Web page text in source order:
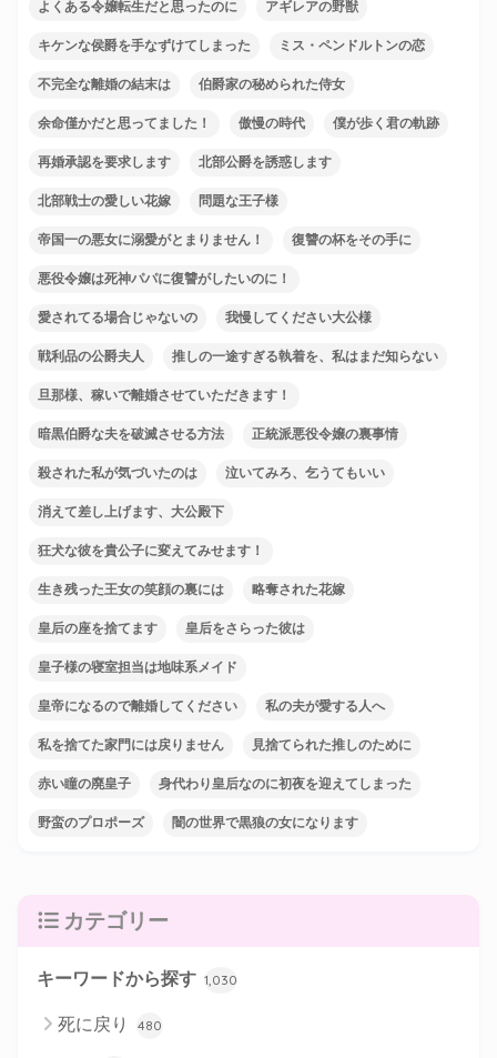
よくある令嬢転生だと思ったのに アギレアの野獣
キケンな侯爵を手なずけてしまった ミス・ペンドルトンの恋
不完全な離婚の結末は 伯爵家の秘められた侍女
余命僅かだと思ってました！ 傲慢の時代 僕が歩く君の軌跡
再婚承認を要求します 北部公爵を誘惑します
北部戦士の愛しい花嫁 問題な王子様
帝国一の悪女に溺愛がとまりません！ 復讐の杯をその手に
悪役令嬢は死神パパに復讐がしたいのに！
愛されてる場合じゃないの 我慢してください大公様
戦利品の公爵夫人 推しの一途すぎる執着を、私はまだ知らない
旦那様、稼いで離婚させていただきます！
暗黒伯爵な夫を破滅させる方法 正統派悪役令嬢の裏事情
殺された私が気づいたのは 泣いてみろ、乞うてもいい
消えて差し上げます、大公殿下
狂犬な彼を貴公子に変えてみせます！
生き残った王女の笑顔の裏には 略奪された花嫁
皇后の座を捨てます 皇后をさらった彼は
皇子様の寝室担当は地味系メイド
皇帝になるので離婚してください 私の夫が愛する人へ
私を捨てた家門には戻りません 見捨てられた推しのために
赤い瞳の廃皇子 身代わり皇后なのに初夜を迎えてしまった
野蛮のプロポーズ 闇の世界で黒狼の女になります
カテゴリー
キーワードから探す 1,030
死に戻り 480